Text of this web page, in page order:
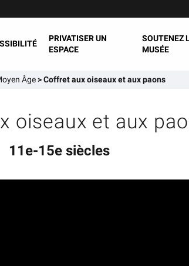
PRIVATISER UN
ESPACE
SOUTENEZ
MUSÉE
Âge>Coffret aux oiseaux et aux paons
oiseaux et aux
11e-15e siècles